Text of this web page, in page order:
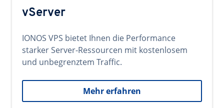
vServer
IONOS VPS bietet Ihnen die Performance
starker Server-Ressourcen mit kostenlosem
und unbegrenztem Traffic.
Mehr erfahren